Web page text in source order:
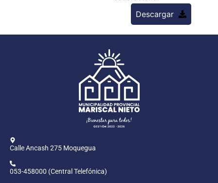
Descargar
Calle Ancash 275 Moquegua
053-458000 (Central Telefónica)